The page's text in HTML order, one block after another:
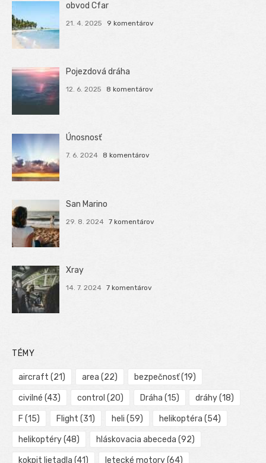
obvod Cfar
21. 4. 2025 9 komentárov
Pojezdová dráha
12. 6. 2025 8 komentárov
Únosnosť
7. 6. 2024 8 komentárov
San Marino
29. 8. 2024 7 komentárov
Xray
14. 7. 2024 7 komentárov
TÉMY
aircraft (21) area (22) bezpečnosť(19)
civilné (43) control (20) Dráha (15) dráhy(18)
F (15) Flight (31) heli (59) helikoptéra (54)
helikoptéry(48) hláskovacia abeceda (92)
kokpit lietadla (41) letecké motory(64)